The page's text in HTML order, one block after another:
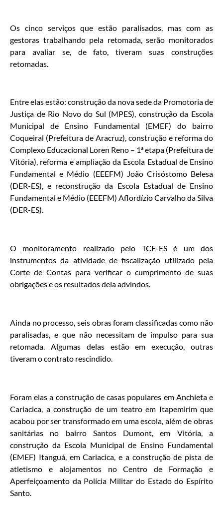
Os cinco serviços que estão paralisados, mas com as
gestoras trabalhando pela retomada, serão monitorados
para avaliar se, de fato, tiveram suas construções
retomadas.
Entre elas estão: construção da nova sede da Promotoria de
Justiça de Rio Novo do Sul (MPES), construção da Escola
Municipal de Ensino Fundamental (EMEF) do bairro
Coqueiral (Prefeitura de Aracruz), construção e reforma do
Complexo Educacional Loren Reno – 1ª etapa (Prefeitura de
Vitória), reforma e ampliação da Escola Estadual de Ensino
Fundamental e Médio (EEEFM) João Crisóstomo Belesa
(DER-ES), e reconstrução da Escola Estadual de Ensino
Fundamental e Médio (EEEFM) Aflordízio Carvalho da Silva
(DER-ES).
O monitoramento realizado pelo TCE-ES é um dos
instrumentos da atividade de fiscalização utilizado pela
Corte de Contas para verificar o cumprimento de suas
obrigações e os resultados dela advindos.
Ainda no processo, seis obras foram classificadas como não
paralisadas, e que não necessitam de impulso para sua
retomada. Algumas delas estão em execução, outras
tiveram o contrato rescindido.
Foram elas a construção de casas populares em Anchieta e
Cariacica, a construção de um teatro em Itapemirim que
acabou por ser transformado em uma escola, além de obras
sanitárias no bairro Santos Dumont, em Vitória, a
construção da Escola Municipal de Ensino Fundamental
(EMEF) Itanguá, em Cariacica, e a construção de pista de
atletismo e alojamentos no Centro de Formação e
Aperfeiçoamento da Polícia Militar do Estado do Espírito
Santo.